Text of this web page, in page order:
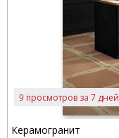
9 просмотров за 7 дней
Керамогранит